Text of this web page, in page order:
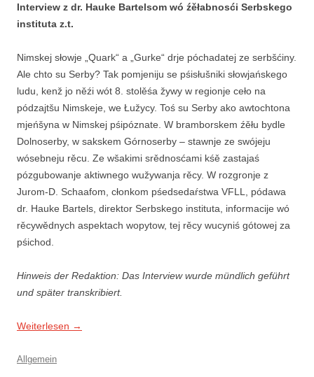
Interview z dr. Hauke Bartelsom wó źěłabnosći Serbskego
instituta z.t.
Nimskej słowje „Quark“ a „Gurke“ drje póchadatej ze serbšćiny.
Ale chto su Serby? Tak pomjeniju se pśisłušniki słowjańskego
ludu, kenž jo něźi wót 8. stolěśa žywy w regionje ceło na
pódzajtšu Nimskeje, we Łužycy. Toś su Serby ako awtochtona
mjeńšyna w Nimskej pśipóznate. W bramborskem źěłu bydle
Dolnoserby, w sakskem Górnoserby – stawnje ze swójeju
wósebneju rěcu. Ze wšakimi srědnosćami kśě zastajaś
pózgubowanje aktiwnego wužywanja rěcy. W rozgronje z
Jurom-D. Schaafom, cłonkom pśedsedaŕstwa VFLL, pódawa
dr. Hauke Bartels, direktor Serbskego instituta, informacije wó
rěcywědnych aspektach wopytow, tej rěcy wucyniś gótowej za
pśichod.
Hinweis der Redaktion: Das Interview wurde mündlich geführt
und später transkribiert.
Weiterlesen →
Allgemein